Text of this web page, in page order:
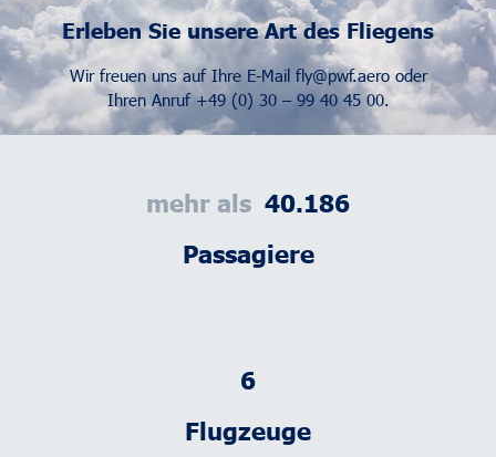
Erleben Sie unsere Art des Fliegens
Wir freuen uns auf Ihre E-Mail fly@pwf.aerooder
Ihren Anruf+49 (0) 30 – 99 40 45 00.
Passagiere
mehr als 48.317
Flugzeuge
7